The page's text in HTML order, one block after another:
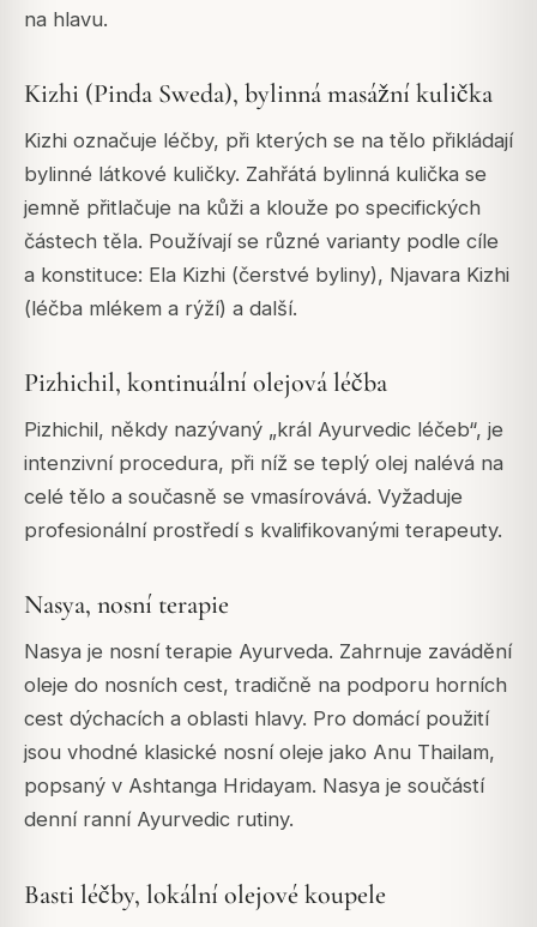
na hlavu.
Kizhi (Pinda Sweda), bylinná masážní kulička
Kizhi označuje léčby, při kterých se na tělo přikládají
bylinné látkové kuličky. Zahřátá bylinná kulička se
jemně přitlačuje na kůži a klouže po specifických
částech těla. Používají se různé varianty podle cíle
a konstituce: Ela Kizhi (čerstvé byliny), Njavara Kizhi
(léčba mlékem a rýží) a další.
Pizhichil, kontinuální olejová léčba
Pizhichil, někdy nazývaný „král Ayurvedic léčeb“, je
intenzivní procedura, při níž se teplý olej nalévá na
celé tělo a současně se vmasírovává. Vyžaduje
profesionální prostředí s kvalifikovanými terapeuty.
Nasya, nosní terapie
Nasya je nosní terapie Ayurveda. Zahrnuje zavádění
oleje do nosních cest, tradičně na podporu horních
cest dýchacích a oblasti hlavy. Pro domácí použití
jsou vhodné klasické nosní oleje jako Anu Thailam,
popsaný v Ashtanga Hridayam. Nasya je součástí
denní ranní Ayurvedic rutiny.
Basti léčby, lokální olejové koupele